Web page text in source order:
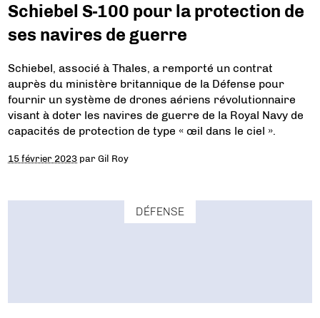
Schiebel S-100 pour la protection de
ses navires de guerre
Schiebel, associé à Thales, a remporté un contrat
auprès du ministère britannique de la Défense pour
fournir un système de drones aériens révolutionnaire
visant à doter les navires de guerre de la Royal Navy de
capacités de protection de type « œil dans le ciel ».
15 février 2023 parGil Roy
DÉFENSE